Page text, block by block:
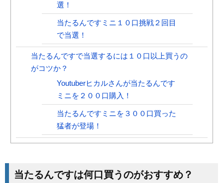
選！
当たるんですミニ１０口挑戦２回目
で当選！
当たるんですで当選するには１０口以上買うの
がコツか？
Youtuberヒカルさんが当たるんです
ミニを２００口購入！
当たるんですミニを３００口買った
猛者が登場！
当たるんですは何口買うのがおすすめ？